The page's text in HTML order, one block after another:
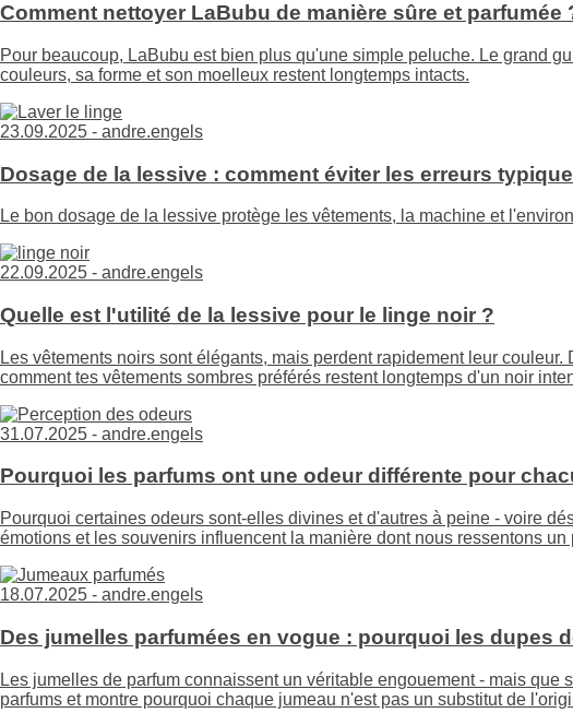
Comment nettoyer LaBubu de manière sûre et parfumée
Pour beaucoup, LaBubu est bien plus qu'une simple peluche. Le grand
couleurs, sa forme et son moelleux restent longtemps intacts.
23.09.2025 - andre.engels
Dosage de la lessive : comment éviter les erreurs
Le bon dosage de la lessive protège les vêtements, la machine et
22.09.2025 - andre.engels
Quelle est l'utilité de la lessive pour le linge noir ?
Les vêtements noirs sont élégants, mais perdent rapidement leur couleur.
comment tes vêtements sombres préférés restent longtemps d'un noir
31.07.2025 - andre.engels
Pourquoi les parfums ont une odeur différente pour
Pourquoi certaines odeurs sont-elles divines et d'autres à peine - voire
émotions et les souvenirs influencent la manière dont nous ressentons un
18.07.2025 - andre.engels
Des jumelles parfumées en vogue : pourquoi les dupes
Les jumelles de parfum connaissent un véritable engouement - mais
parfums et montre pourquoi chaque jumeau n'est pas un substitut de